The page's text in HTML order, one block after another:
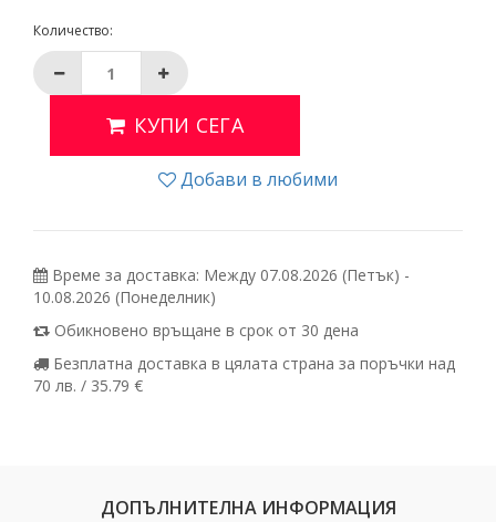
Количество:
КУПИ СЕГА
Добави в любими
Време за доставка: Между 07.08.2026 (Петък) -
10.08.2026 (Понеделник)
Обикновено връщане в срок от 30 дена
Безплатна доставка в цялата страна за поръчки над
70 лв. / 35.79 €
ДОПЪЛНИТЕЛНА ИНФОРМАЦИЯ